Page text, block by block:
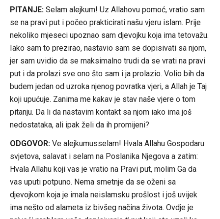
PITANJE: Selam alejkum! Uz Allahovu pomoć, vratio sam
se na pravi put i počeo prakticirati našu vjeru islam. Prije
nekoliko mjeseci upoznao sam djevojku koja ima tetovažu.
Iako sam to prezirao, nastavio sam se dopisivati sa njom,
jer sam uvidio da se maksimalno trudi da se vrati na pravi
put i da prolazi sve ono što sam i ja prolazio. Volio bih da
budem jedan od uzroka njenog povratka vjeri, a Allah je Taj
koji upućuje. Zanima me kakav je stav naše vjere o tom
pitanju. Da li da nastavim kontakt sa njom iako ima još
nedostataka, ali ipak želi da ih promijeni?
ODGOVOR:Ve alejkumusselam! Hvala Allahu Gospodaru
svjetova, salavat i selam na Poslanika Njegova a zatim:
Hvala Allahu koji vas je vratio na Pravi put, molim Ga da
vas uputi potpuno. Nema smetnje da se oženi sa
djevojkom koja je imala neislamsku prošlost i još uvijek
ima nešto od alameta iz bivšeg načina života. Ovdje je